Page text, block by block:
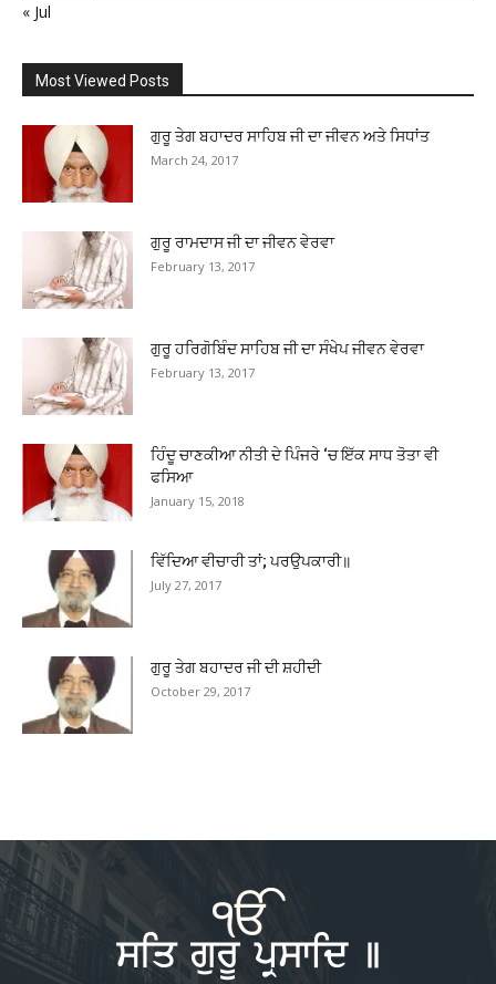
« Jul
Most Viewed Posts
ਗੁਰੂ ਤੇਗ ਬਹਾਦਰ ਸਾਹਿਬ ਜੀ ਦਾ ਜੀਵਨ ਅਤੇ ਸਿਧਾਂਤ
March 24, 2017
ਗੁਰੂ ਰਾਮਦਾਸ ਜੀ ਦਾ ਜੀਵਨ ਵੇਰਵਾ
February 13, 2017
ਗੁਰੂ ਹਰਿਗੋਬਿੰਦ ਸਾਹਿਬ ਜੀ ਦਾ ਸੰਖੇਪ ਜੀਵਨ ਵੇਰਵਾ
February 13, 2017
ਹਿੰਦੂ ਚਾਣਕੀਆ ਨੀਤੀ ਦੇ ਪਿੰਜਰੇ ‘ਚ ਇੱਕ ਸਾਧ ਤੋਤਾ ਵੀ
ਫਸਿਆ
January 15, 2018
ਵਿੱਦਿਆ ਵੀਚਾਰੀ ਤਾਂ; ਪਰਉਪਕਾਰੀ॥
July 27, 2017
ਗੁਰੂ ਤੇਗ ਬਹਾਦਰ ਜੀ ਦੀ ਸ਼ਹੀਦੀ
October 29, 2017